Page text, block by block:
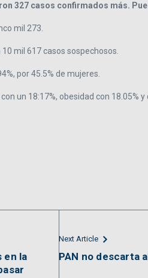
327 casos confirmados más.
mil 273.
mil 617 casos sospechosos.
por 45.5% de mujeres.
un 18:17%, obesidad con 18.05% y
en la
Next Article
PAN no descarta